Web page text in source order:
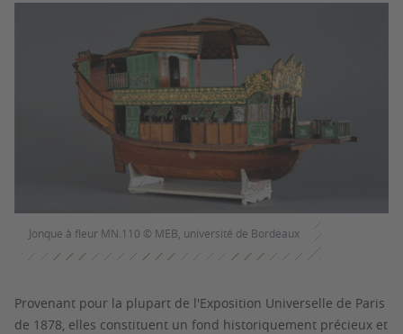
Jonque à fleur MN.110 © MEB, université de Bordeaux
Provenant pour la plupart de l'Exposition Universelle de Paris
de 1878, elles constituent un fond historiquement précieux et